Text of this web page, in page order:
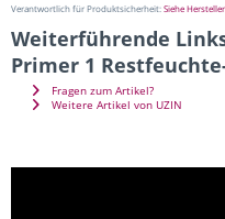
Verantwortlich für Produktsicherheit:Siehe
Weiterführende
Primer 1
Fragen zum Artikel?
Weitere Artikel von UZIN